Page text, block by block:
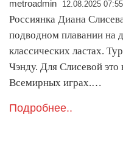
metroadmin 12.08.2025 07:55
Россиянка Диана
подводном плавании на
классических ластах.
Чэнду. Для Слисевой это
Всемирных играх.…
Подробнее..